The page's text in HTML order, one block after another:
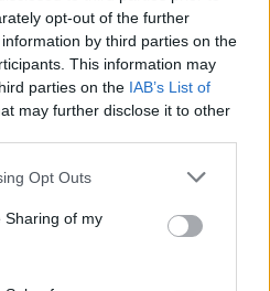
opt-out of the further
by third parties on the
This information may
parties on the IAB’s List of
may further disclose it to other
app uses one or more Google
behaviour. You may click to
and its third-party tags to
purposes in below Google
Opt Outs
Sharing of my